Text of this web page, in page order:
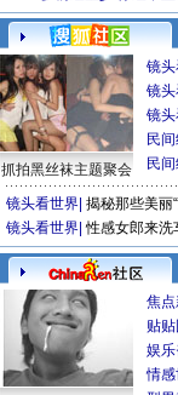
抓拍黑丝袜主题聚会
镜
镜
镜
民
民
镜头看世界 揭秘那些美丽
镜头看世界 性感女郎来洗
焦点
贴贴
娱
情